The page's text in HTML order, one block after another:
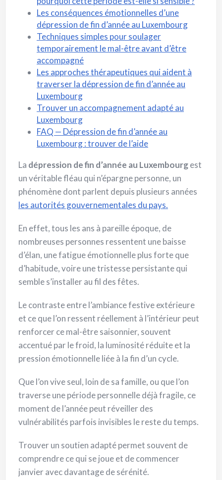
Les conséquences émotionnelles d’une
dépression de fin d’année au Luxembourg
Techniques simples pour soulager
temporairement le mal-être avant d’être
accompagné
Les approches thérapeutiques qui aident à
traverser la dépression de fin d’année au
Luxembourg
Trouver un accompagnement adapté au
Luxembourg
FAQ — Dépression de fin d’année au
Luxembourg : trouver de l’aide
La dépression de fin d’année au Luxembourgest
un véritable fléau qui n’épargne personne, un
phénomène dont parlent depuis plusieurs années
les autorités gouvernementales du pays.
En effet, tous les ans à pareille époque, de
nombreuses personnes ressentent une baisse
d’élan, une fatigue émotionnelle plus forte que
d’habitude, voire une tristesse persistante qui
semble s’installer au fil des fêtes.
Le contraste entre l’ambiance festive extérieure
et ce que l’on ressent réellement à l’intérieur peut
renforcer ce mal-être saisonnier, souvent
accentué par le froid, la luminosité réduite et la
pression émotionnelle liée à la fin d’un cycle.
Que l’on vive seul, loin de sa famille, ou que l’on
traverse une période personnelle déjà fragile, ce
moment de l’année peut réveiller des
vulnérabilités parfois invisibles le reste du temps.
Trouver un soutien adapté permet souvent de
comprendre ce qui se joue et de commencer
janvier avec davantage de sérénité.